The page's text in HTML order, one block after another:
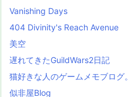
Vanishing Days
404 Divinity's Reach Avenue
美空
遅れてきたGuildWars2日記
猫好きな人のゲームメモブログ。
似非屋Blog